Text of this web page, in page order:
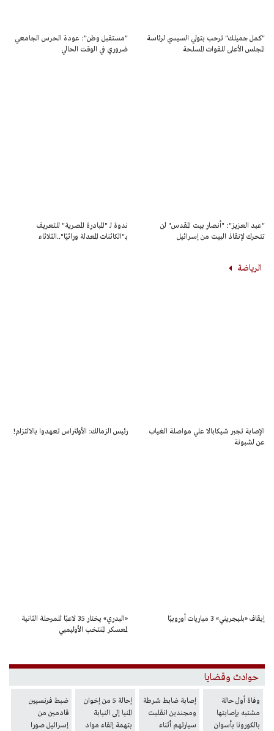
"كمل جميلك" ترحب بتولي السيسي لرئاسة
المجلس الأعلى للقوات المسلحة
"مستقبل وطن": عودة الحرس الجامعي
ضروري في الوقت الحالي
"عبد العزيز": "أنصار بيت المقدس" لن
تتحرك لإنقاذ البيت من إسرائيل
ندوة لـ "المبادرة المصرية" للتعريف
بـ"الكائنات المعدلة وراثيًا"..الثلاثاء
الرياضة
الإصابة تجبر شيكابالا علي مواصلة الغياب
عن لشبونة
رئيس الزمالك: الأولتراس تعهدوا بالالتزام!
إيقاف «بليجريني» 3 مباريات أوروبيًا
«البدري» يختار 35 لاعبًا للمرحلة الثانية
لمعسكر المنتخب الأوليمبي
حوادث وقضايا
وفاة أول حالة
مشتبه بإصابتها
بالكورونا بأسوان
إصابة ضابط شرطة
ومجندين انقلبت
سيارتهم أثناء
إحالة 5 من إخوان
المنيا إلى النيابة
بتهمة إلقاء مواد
ضبط فرنسيين
قادمين من
إسرائيل صورا